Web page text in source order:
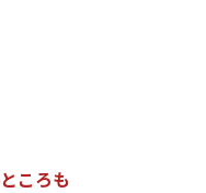
ところも